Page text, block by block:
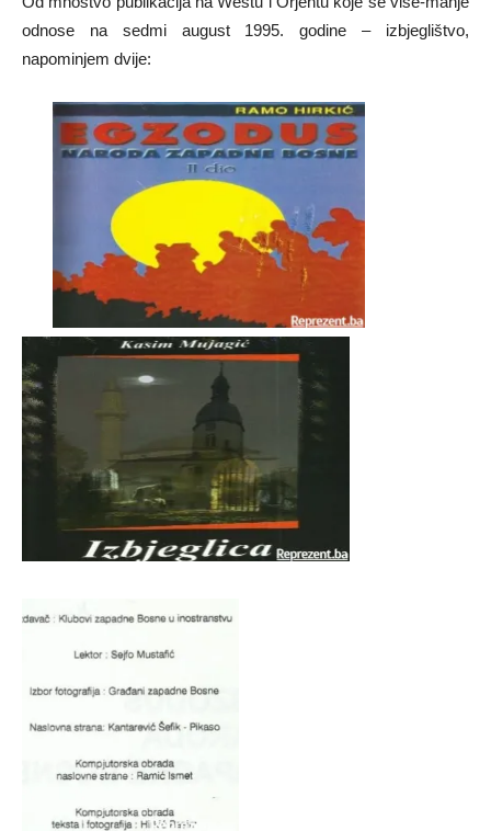
odnose na sedmi august 1995. godine – izbjeglištvo,
napominjem dvije: